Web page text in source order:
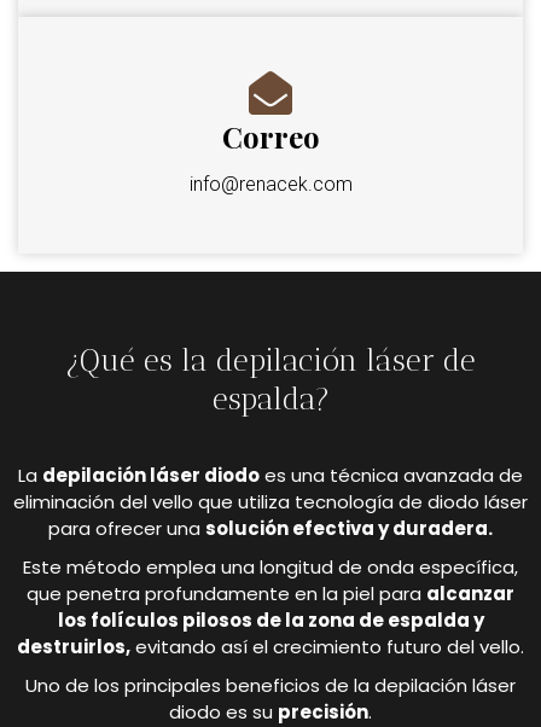
Correo
info@renacek.com
¿Qué es la depilación láser de
espalda?
La depilación láser diodoes una técnica avanzada de
eliminación del vello que utiliza tecnología de diodo láser
para ofrecer una solución efectiva y duradera.
Este método emplea una longitud de onda específica,
que penetra profundamente en la piel para alcanzar
los folículos pilosos de la zona de espalda y
destruirlos,evitando así el crecimiento futuro del vello.
Uno de los principales beneficios de la depilación láser
diodo es su precisión.